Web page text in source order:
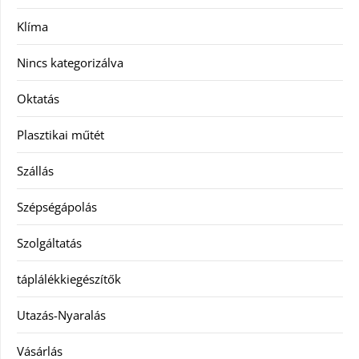
Klíma
Nincs kategorizálva
Oktatás
Plasztikai műtét
Szállás
Szépségápolás
Szolgáltatás
táplálékkiegészítők
Utazás-Nyaralás
Vásárlás